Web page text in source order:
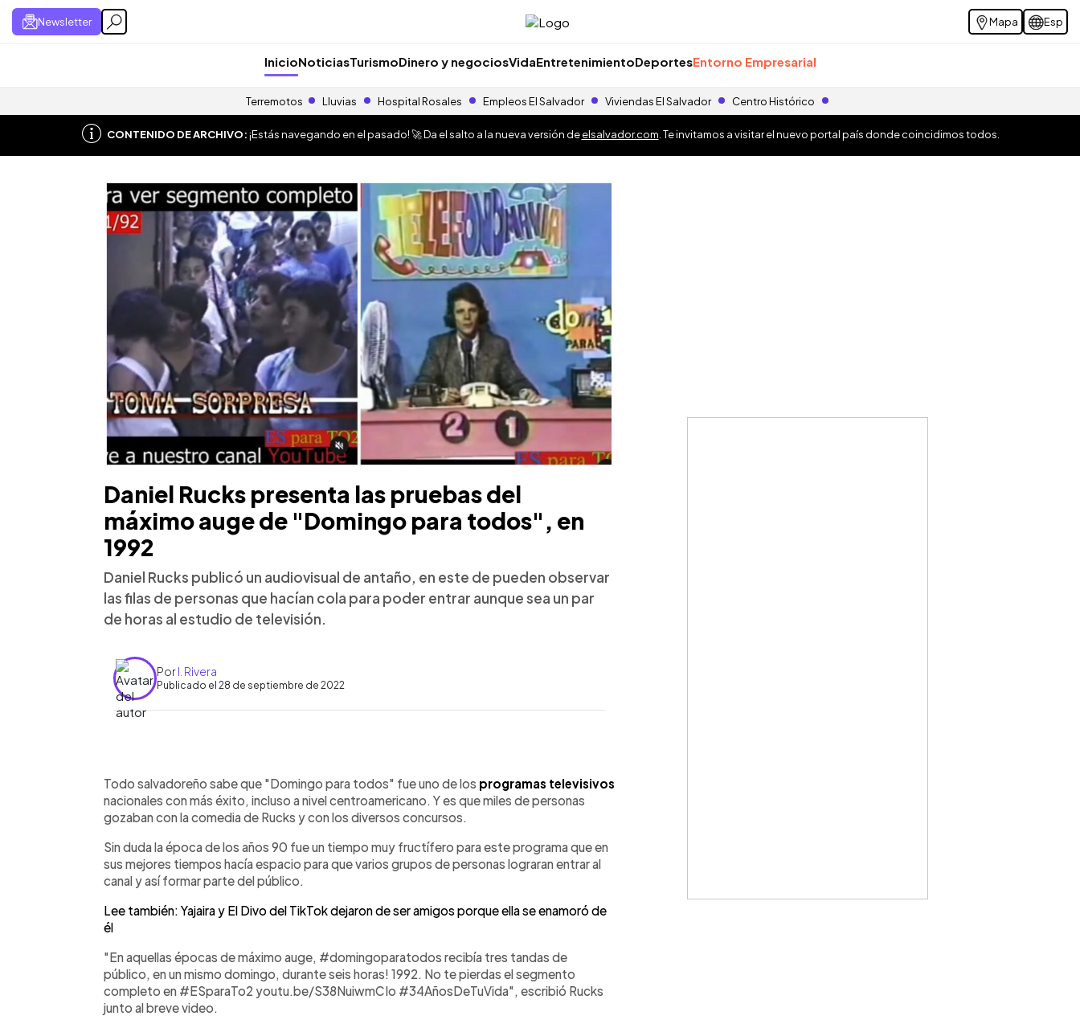
Newsletter Mapa Esp
InicioNoticiasTurismoDinero y negociosVidaEntretenimientoDeportesEntorno Empresarial
Terremotos Lluvias Hospital Rosales Empleos El Salvador Viviendas El Salvador Centro Histórico
CONTENIDO DE ARCHIVO:¡Estás navegando en el pasado! 🚀 Da el salto a la nueva versión deelsalvador.com . Te invitamos a visitar el nuevo portal país donde coincidimos todos.
Daniel Rucks presenta las pruebas del
máximo auge de "Domingo para todos", en
1992
Daniel Rucks publicó un audiovisual de antaño, en este de pueden observar
las filas de personas que hacían cola para poder entrar aunque sea un par
de horas al estudio de televisión.
PorI. Rivera
Publicado el 28 de septiembre de 2022
Escuchar artículo
Todo salvadoreño sabe que "Domingo para todos" fue uno de los programas televisivos
nacionales con más éxito, incluso a nivel centroamericano. Y es que miles de personas
gozaban con la comedia de Rucks y con los diversos concursos.
Sin duda la época de los años 90 fue un tiempo muy fructífero para este programa que en
sus mejores tiempos hacía espacio para que varios grupos de personas lograran entrar al
canal y así formar parte del público.
Lee también: Yajaira y El Divo del TikTok dejaron de ser amigos porque ella se enamoró de
él
"En aquellas épocas de máximo auge, #domingoparatodos recibía tres tandas de
público, en un mismo domingo, durante seis horas! 1992. No te pierdas el segmento
completo en #ESparaTo2 youtu.be/S38NuiwmCIo #34AñosDeTuVida", escribió Rucks
junto al breve video.